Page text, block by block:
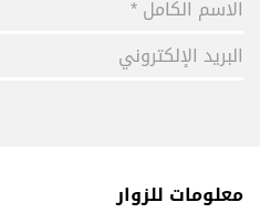
معلومات للزوار